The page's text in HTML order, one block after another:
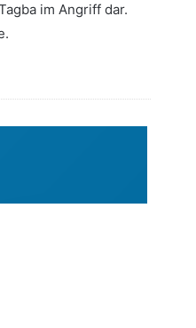
im Angriff dar.